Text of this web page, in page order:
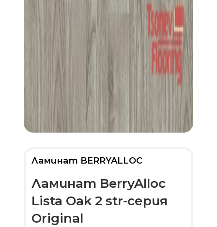
Ламинат BERRYALLOC
Ламинат BerryAlloc
Lista Oak 2 str-серия
Original